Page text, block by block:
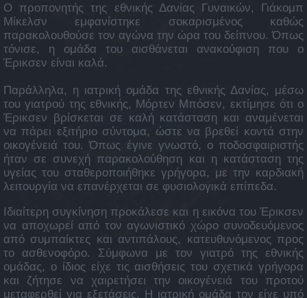
Ο προπονητής της εθνικής Δανίας Γυναικών, Γιάκομπ
Μίκελσν εμφανίστηκε σοκαρισμένος καθώς
παρακολουθούσε τον αγώνα την ώρα του δείπνου. Όπως
τόνισε, η ομάδα του αισθάνεται ανακούφιση που ο
Έρικσεν είναι καλά.
Παράλληλα, η ιατρική ομάδα της εθνικής Δανίας, μέσω
του γιατρού της εθνικής, Μόρτεν Μπόσεν, εκτίμησε ότι ο
Έρικσεν βρίσκεται σε καλή κατάσταση και αναμένεται
να πάρει εξιτήριο σύντομα, ώστε να βρεθεί κοντά στην
οικογένειά του. Όπως έγινε γνωστό, ο ποδοσφαιριστής
ήταν σε συνεχή παρακολούθηση και η κατάσταση της
υγείας του σταθεροποιήθηκε γρήγορα, με την καρδιακή
λειτουργία να επανέρχεται σε φυσιολογικά επίπεδα.
Ιδιαίτερη συγκίνηση προκάλεσε και η εικόνα του Έρικσεν
να αποχωρεί από τον αγωνιστικό χώρο συνοδευόμενος
από συμπαίκτες και αντιπάλους, κατευθυνόμενος προς
το ασθενοφόρο. Σύμφωνα με τον γιατρό της εθνικής
ομάδας, ο ίδιος είχε τις αισθήσεις του σχετικά γρήγορα
και ζήτησε να χαιρετήσει την οικογένειά του προτού
μεταφερθεί για εξετάσεις. Η ιατρική ομάδα τον είχε υπό